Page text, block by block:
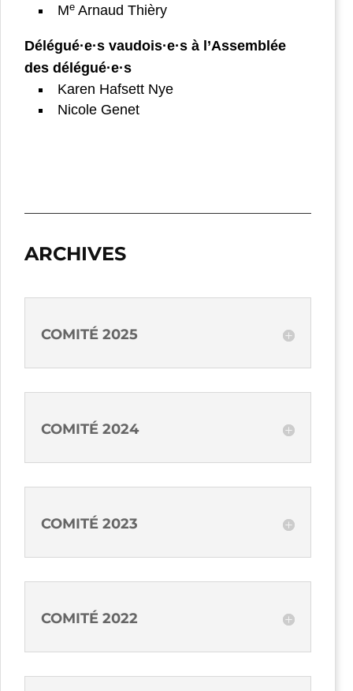
Me Arnaud Thièry
Délégué·e·s vaudois·e·s à l’Assemblée
des délégué·e·s
Karen Hafsett Nye
Nicole Genet
ARCHIVES
COMITÉ 2025
COMITÉ 2024
COMITÉ 2023
COMITÉ 2022